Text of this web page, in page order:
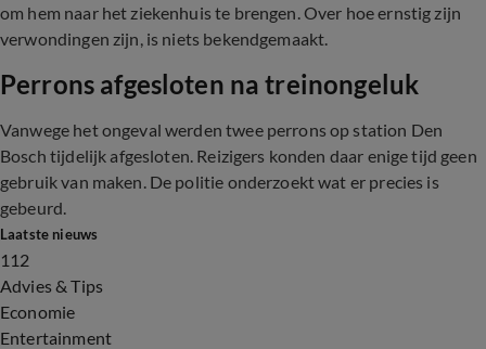
om hem naar het ziekenhuis te brengen. Over hoe ernstig zijn
verwondingen zijn, is niets bekendgemaakt.
Perrons afgesloten na treinongeluk
Vanwege het ongeval werden twee perrons op station Den
Bosch tijdelijk afgesloten. Reizigers konden daar enige tijd geen
gebruik van maken. De politie onderzoekt wat er precies is
gebeurd.
Laatste nieuws
112
Advies & Tips
Economie
Entertainment